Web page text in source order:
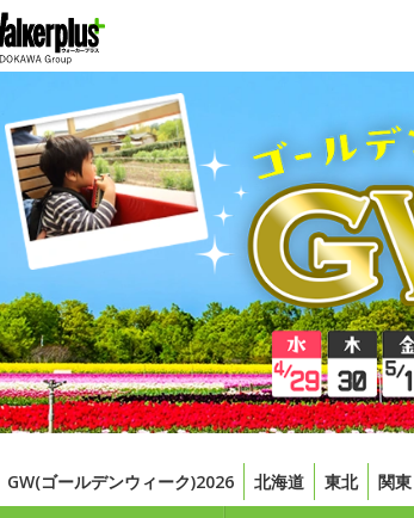
GW(ゴールデンウィーク)2026 北海道 東北 関東